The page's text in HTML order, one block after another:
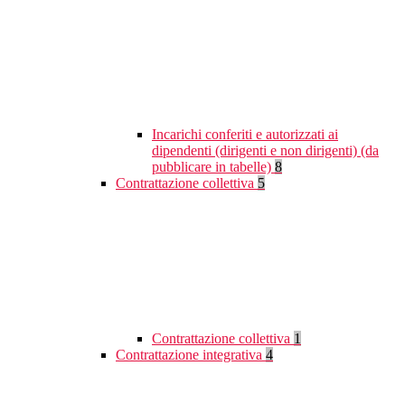
Incarichi conferiti e autorizzati ai
dipendenti (dirigenti e non dirigenti) (da
pubblicare in tabelle) 8
Contrattazione collettiva 5
Contrattazione collettiva 1
Contrattazione integrativa 4